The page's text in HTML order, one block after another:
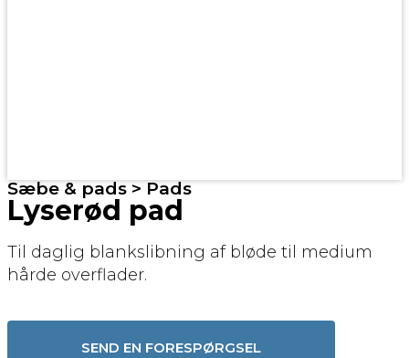
Sæbe & pads > Pads
Lyserød pad
Til daglig blankslibning af bløde til medium
hårde overflader.
SEND EN FORESPØRGSEL